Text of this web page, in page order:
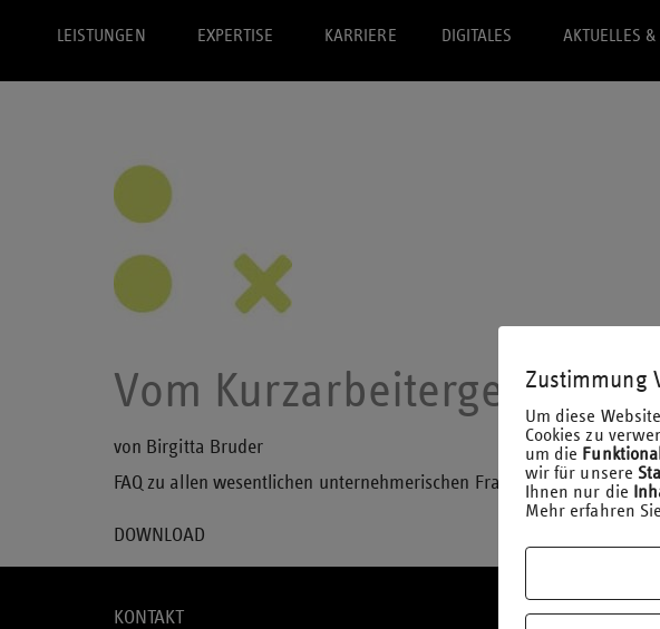
LEISTUNGEN EXPERTISE KARRIERE DIGITALES AKTUELLES &
Vom Kurzarbeitergeld bis
von Birgitta Bruder
FAQ zu allen wesentlichen unternehmerischen Fragen rund um die
DOWNLOAD
KONTAKT
Zustimmung
Um diese
Cookies zu
um die
wir für unsere
Ihnen nur die
Mehr erfahren